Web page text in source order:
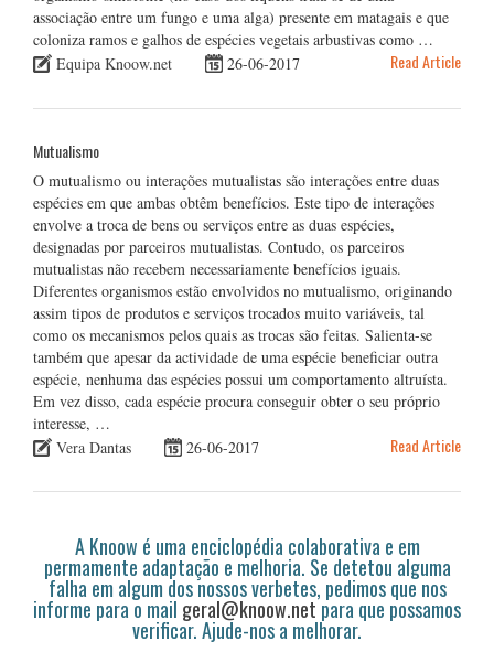
associação entre um fungo e uma alga) presente em matagais e que
coloniza ramos e galhos de espécies vegetais arbustivas como …
Equipa Knoow.net
26-06-2017 Read Article
Mutualismo
O mutualismo ou interações mutualistas são interações entre duas
espécies em que ambas obtêm benefícios. Este tipo de interações
envolve a troca de bens ou serviços entre as duas espécies,
designadas por parceiros mutualistas. Contudo, os parceiros
mutualistas não recebem necessariamente benefícios iguais.
Diferentes organismos estão envolvidos no mutualismo, originando
assim tipos de produtos e serviços trocados muito variáveis, tal
como os mecanismos pelos quais as trocas são feitas. Salienta-se
também que apesar da actividade de uma espécie beneficiar outra
espécie, nenhuma das espécies possui um comportamento altruísta.
Em vez disso, cada espécie procura conseguir obter o seu próprio
interesse, …
Vera Dantas
26-06-2017 Read Article
A Knoow é uma enciclopédia colaborativa e em
permamente adaptação e melhoria. Se detetou alguma
falha em algum dos nossos verbetes, pedimos que nos
informe para o mail geral@knoow.netpara que possamos
verificar. Ajude-nos a melhorar.